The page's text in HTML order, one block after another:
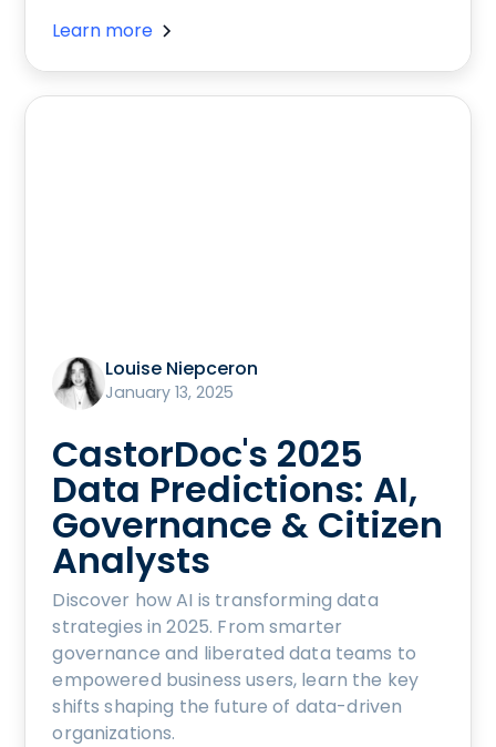
Learn more
Louise Niepceron
January 13, 2025
CastorDoc's 2025
Data Predictions: AI,
Governance & Citizen
Analysts
Discover how AI is transforming data
strategies in 2025. From smarter
governance and liberated data teams to
empowered business users, learn the key
shifts shaping the future of data-driven
organizations.